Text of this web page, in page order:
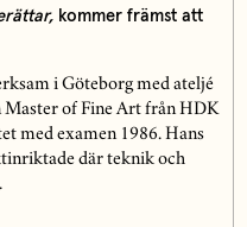
kommer främst att
i Göteborg med ateljé
Master of Fine Art från HDK
med examen 1986. Hans
där teknik och